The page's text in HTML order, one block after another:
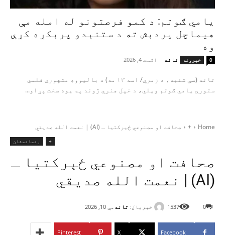
یامي ګوتم: د کمو فرصتونو له امله مې
هیماچل پردېش ته د ستنېدو پرېکړه کړې
وه
خبرونه تاند - اګست 4, 2026 0
تاند (سې شنبه، د زمري/ اسد ۱۳ مه) د بالیووډ مشهورې فلمي
ستورې یامي ګوتم ویلي، د خپل هنري ژوند په یوه سخت پړاو...